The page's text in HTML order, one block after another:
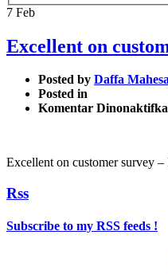
7 Feb
Excellent on
Posted by Daffa
Posted in
Komentar
Excellent on customer survey
Rss
Subscribe to my RSS feeds !